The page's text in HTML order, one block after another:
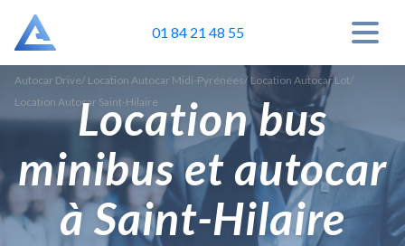
01 84 21 48 55
Autocar Drive/ Location Autocar Midi-Pyrénées/ Location Autocar Lot/
Location Autocar Saint-Hilaire
Location bus
minibus et autocar
à Saint-Hilaire